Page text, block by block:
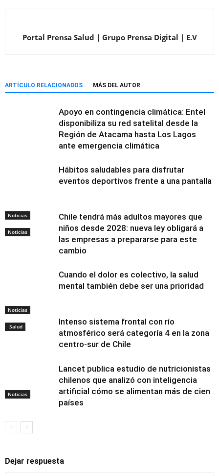
Portal Prensa Salud | Grupo Prensa Digital | E.V
ARTÍCULO RELACIONADOS MÁS DEL AUTOR
Noticias
Apoyo en contingencia climática: Entel
disponibiliza su red satelital desde la
Región de Atacama hasta Los Lagos
ante emergencia climática
Noticias
Hábitos saludables para disfrutar
eventos deportivos frente a una pantalla
Noticias
Chile tendrá más adultos mayores que
niños desde 2028: nueva ley obligará a
las empresas a prepararse para este
cambio
Salud
Cuando el dolor es colectivo, la salud
mental también debe ser una prioridad
Noticias
Intenso sistema frontal con río
atmosférico será categoría 4 en la zona
centro-sur de Chile
Alimentación y
nutrición
Lancet publica estudio de nutricionistas
chilenos que analizó con inteligencia
artificial cómo se alimentan más de cien
países
Dejar respuesta